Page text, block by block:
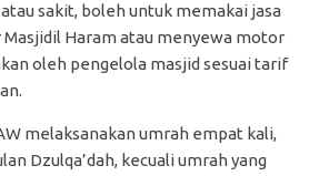
sakit, boleh untuk memakai jasa
Masjidil Haram atau menyewa motor
oleh pengelola masjid sesuai tarif
melaksanakan umrah empat kali,
Dzulqa’dah, kecuali umrah yang